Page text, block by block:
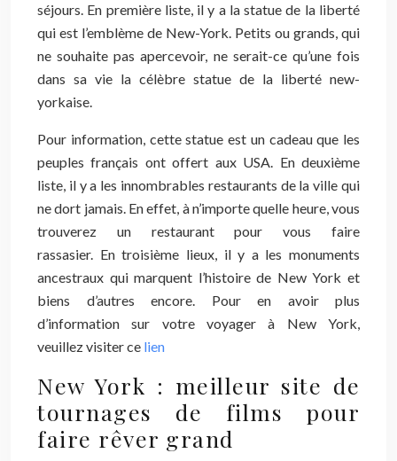
séjours. En première liste, il y a la statue de la liberté
qui est l’emblème de New-York. Petits ou grands, qui
ne souhaite pas apercevoir, ne serait-ce qu’une fois
dans sa vie la célèbre statue de la liberté new-
yorkaise.
Pour information, cette statue est un cadeau que les
peuples français ont offert aux USA. En deuxième
liste, il y a les innombrables restaurants de la ville qui
ne dort jamais. En effet, à n’importe quelle heure, vous
trouverez un restaurant pour vous faire
rassasier. En troisième lieux, il y a les monuments
ancestraux qui marquent l’histoire de New York et
biens d’autres encore. Pour en avoir plus
d’information sur votre voyager à New York,
veuillez visiter ce lien
New York : meilleur site de
tournages de films pour
faire rêver grand